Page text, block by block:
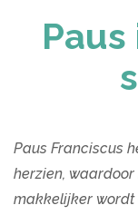
Paus Franciscus
herzien,
makkelijker wordt